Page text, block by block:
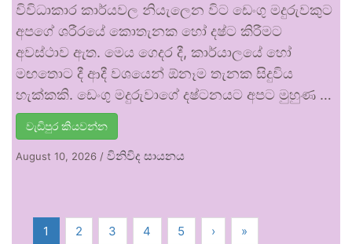
විවිධාකාර කාර්යවල නියැලෙන විට ඩෙංගු මදුරුවකුට
අපගේ ශරීරයේ කොතැනක හෝ දෂ්ට කිරීමට
අවස්ථාව ඇත. මෙය ගෙදර දී, කාර්යාලයේ හෝ
මඟතොට දී ආදී වශයෙන් ඕනෑම තැනක සිදුවිය
හැක්කකි. ඩෙංගු මදුරුවාගේ දෂ්ටනයට අපට මුහුණ …
වැඩිපුර කියවන්න
August 10, 2026 / විනිවිද සායනය
1 2 3 4 5 › »